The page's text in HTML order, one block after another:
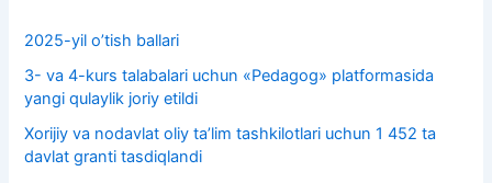
2025-yil o’tish ballari
3- va 4-kurs talabalari uchun «Pedagog» platformasida
yangi qulaylik joriy etildi
Xorijiy va nodavlat oliy taʼlim tashkilotlari uchun 1 452 ta
davlat granti tasdiqlandi